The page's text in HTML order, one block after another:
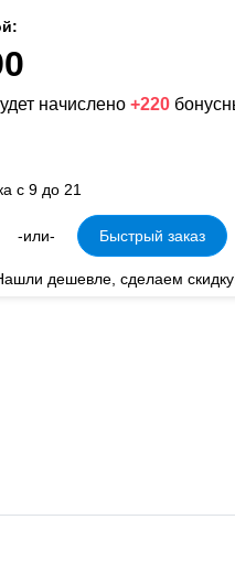
начислено +220
с 9 до 21
-или- Быстрый заказ
дешевле, сделаем